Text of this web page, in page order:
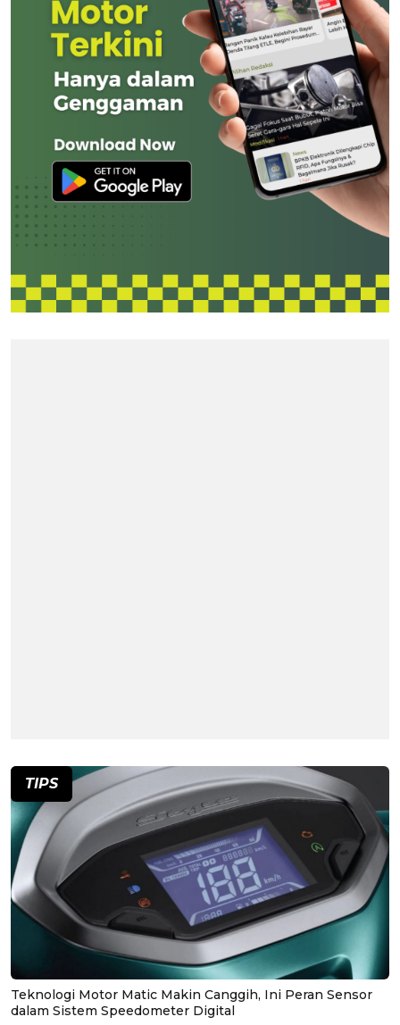
TIPS
Teknologi Motor Matic Makin Canggih, Ini Peran Sensor
dalam Sistem Speedometer Digital